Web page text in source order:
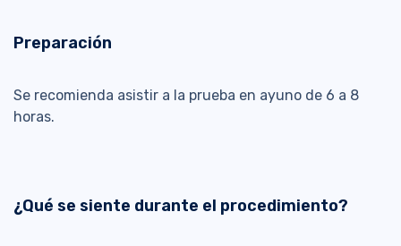
Preparación
Se recomienda asistir a la prueba en ayuno de 6 a 8
horas.
¿Qué se siente durante el procedimiento?